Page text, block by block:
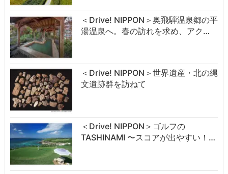
＜Drive! NIPPON＞奥飛騨温泉郷の平
湯温泉へ。春の訪れを求め、アク…
＜Drive! NIPPON＞世界遺産・北の縄
文遺跡群を訪ねて
＜Drive! NIPPON＞ゴルフの
TASHINAMI 〜スコアが出やすい！…